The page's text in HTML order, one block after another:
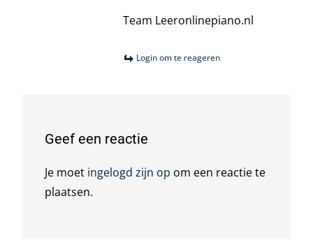
Team Leeronlinepiano.nl
Login om te reageren
Geef een reactie
Je moet ingelogd zijn op om een reactie te
plaatsen.